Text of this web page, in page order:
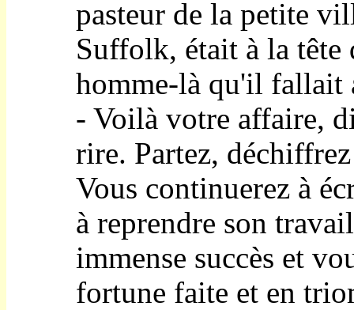
pasteur de la petite
Suffolk, était à la tête
homme-là qu'il fallait
- Voilà votre affaire,
rire. Partez,
Vous continuerez à
à reprendre son
immense succès et
fortune faite et en